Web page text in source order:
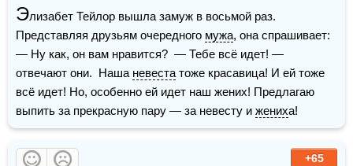
Элизабет Тейлор вышла замуж в восьмой раз.
Представляя друзьям очередного мужа, она спрашивает:
— Ну как, он вам нравится?  — Тебе всё идет! —
отвечают они.  Наша невеста тоже красавица! И ей тоже
всё идет! Но, особенно ей идет наш жених! Предлагаю
выпить за прекрасную пару — за невесту и жениха!
+65